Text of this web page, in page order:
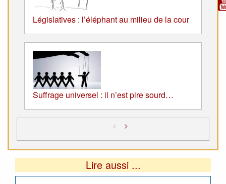
Législatives : l’éléphant au milieu de la cour
Suffrage universel : il n’est pire sourd…
< >
Lire aussi ...